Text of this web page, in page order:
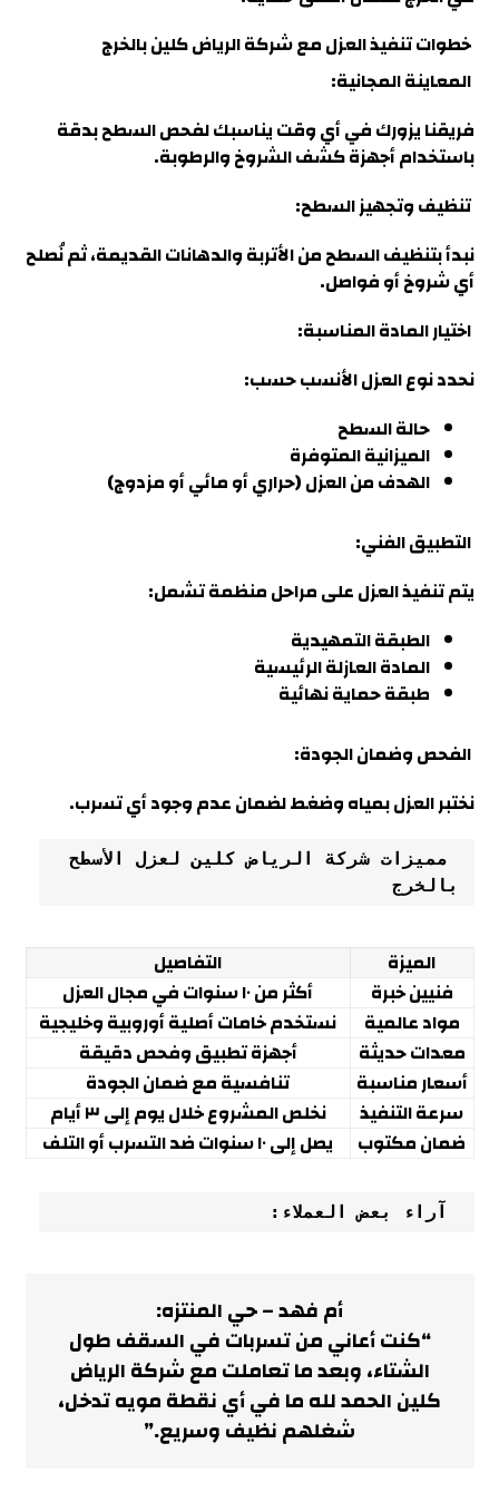
خطوات تنفيذ العزل مع شركة الرياض كلين بالخرج
المعاينة المجانية:
فريقنا يزورك في أي وقت يناسبك لفحص السطح بدقة
باستخدام أجهزة كشف الشروخ والرطوبة.
تنظيف وتجهيز السطح:
نبدأ بتنظيف السطح من الأتربة والدهانات القديمة، ثم نُصلح
أي شروخ أو فواصل.
اختيار المادة المناسبة:
نحدد نوع العزل الأنسب حسب:
حالة السطح
الميزانية المتوفرة
الهدف من العزل (حراري أو مائي أو مزدوج)
التطبيق الفني:
يتم تنفيذ العزل على مراحل منظمة تشمل:
الطبقة التمهيدية
المادة العازلة الرئيسية
طبقة حماية نهائية
الفحص وضمان الجودة:
نختبر العزل بمياه وضغط لضمان عدم وجود أي تسرب.
بالخرج
الميزة
التفاصيل
فنيين خبرة
أكثر من ١٠ سنوات في مجال العزل
مواد عالمية
نستخدم خامات أصلية أوروبية وخليجية
معدات حديثة
أجهزة تطبيق وفحص دقيقة
أسعار مناسبة
تنافسية مع ضمان الجودة
سرعة التنفيذ
نخلص المشروع خلال يوم إلى ٣ أيام
ضمان مكتوب
يصل إلى ١٠ سنوات ضد التسرب أو التلف
آراء بعض العملاء:
أم فهد – حي المنتزه:
“كنت أعاني من تسربات في السقف طول
الشتاء، وبعد ما تعاملت مع شركة الرياض
كلين الحمد لله ما في أي نقطة مويه تدخل،
شغلهم نظيف وسريع.”